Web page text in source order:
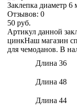
Заклепка диаметр 6
Отзывов: 0
50 руб.
Артикул данной
цинкНаш магазин
для чемоданов. В
Длина 36
Длина 48
Длина 44